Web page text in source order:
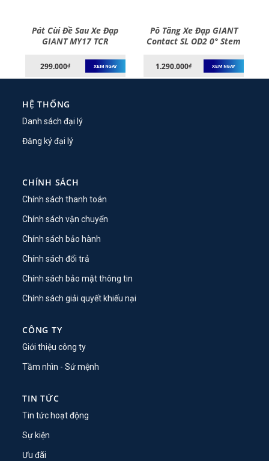
Pát Cùi Đề Sau Xe Đạp
GIANT MY17 TCR
Derailleur Hanger
299.000₫ XEM NGAY
Pô Tăng Xe Đạp GIANT
Contact SL OD2 0° Stem
1.290.000₫ XEM NGAY
HỆ THỐNG
Danh sách đại lý
Đăng ký đại lý
CHÍNH SÁCH
Chính sách thanh toán
Chính sách vận chuyển
Chính sách bảo hành
Chính sách đổi trả
Chính sách bảo mật thông tin
Chính sách giải quyết khiếu nại
CÔNG TY
Giới thiệu công ty
Tầm nhìn - Sứ mệnh
TIN TỨC
Tin tức hoạt động
Sự kiện
Ưu đãi